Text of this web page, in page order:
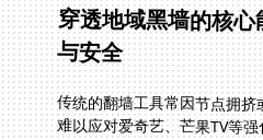
穿透地域黑墙的核
与安全
传统的翻墙工具常因节点拥
难以应对爱奇艺、芒果TV等
回国加速器的价值，在于构
具备三个核心技术支柱：智
点中毫秒级选择最优路径；
免被平台流量识别机制拦截
私。唯有如此，才能真正实